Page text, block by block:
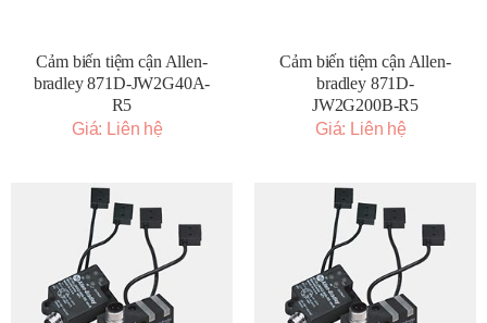
Cảm biến tiệm cận Allen-
bradley 871D-JW2G40A-
R5
Giá: Liên hệ
Cảm biến tiệm cận Allen-
bradley 871D-
JW2G200B-R5
Giá: Liên hệ